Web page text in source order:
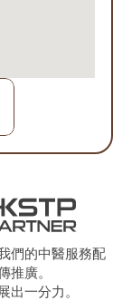
們的中醫服務配
廣。
出一分力。